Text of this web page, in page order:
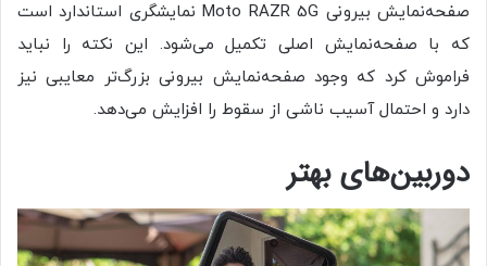
صفحه‌نمایش بیرونی Moto RAZR 5G نمایشگری استاندارد است
که با صفحه‌نمایش اصلی تکمیل می‌شود. این نکته را نباید
فراموش کرد که وجود صفحه‌نمایش بیرونی بزرگ‌تر معایبی نیز
دارد و احتمال آسیب ناشی از سقوط را افزایش می‌دهد.
دوربین‌های بهتر